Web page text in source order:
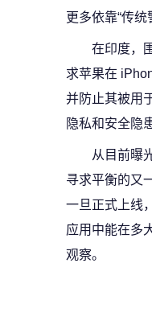
更多依靠“传
在印度，
求苹果在
并防止其被用
隐私和安全隐
从目前曝
寻求平衡的又
一旦正式上线
应用中能在多
观察。